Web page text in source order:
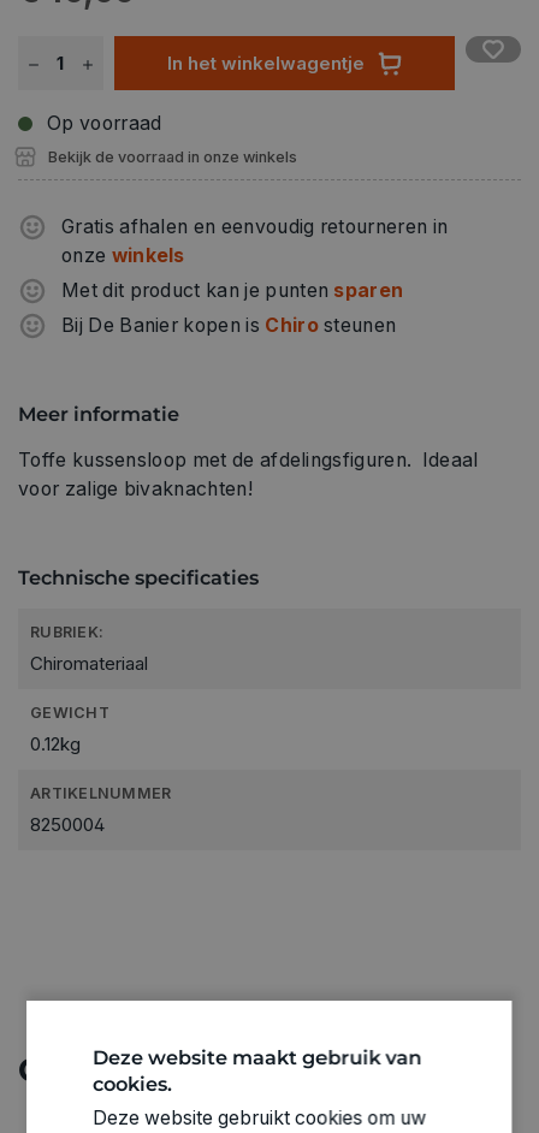
In het winkelwagentje
Op voorraad
Bekijk de voorraad in onze winkels
Gratis afhalen en eenvoudig retourneren in
onze winkels
Met dit product kan je punten sparen
Bij De Banier kopen is Chirosteunen
Meer informatie
Toffe kussensloop met de afdelingsfiguren. Ideaal
voor zalige bivaknachten!
Technische specificaties
RUBRIEK:
Chiromateriaal
GEWICHT
0.12kg
ARTIKELNUMMER
8250004
Ontdek meer
Deze website maakt gebruik van
cookies.
Deze website gebruikt cookies om uw